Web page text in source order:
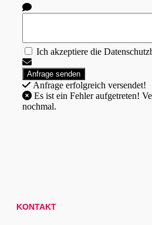
Ich akzeptiere die
Anfrage erfolgreich versendet!
nochmal.
KONTAKT